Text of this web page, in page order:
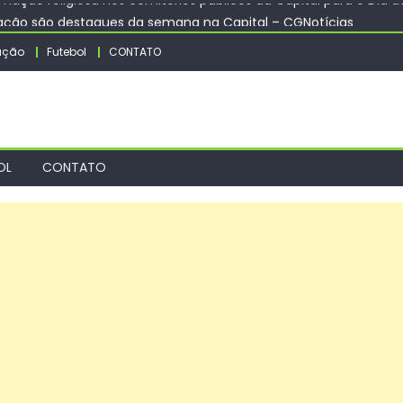
são destaques da semana na Capital – CGNotícias
para registrarem candidaturas nos tribunais
volta ao Terminal Gentileza com vagas e 4.194
religiosa nos cemitérios públicos da Capital para o Dia
Futebol CONTATO
CONTATO